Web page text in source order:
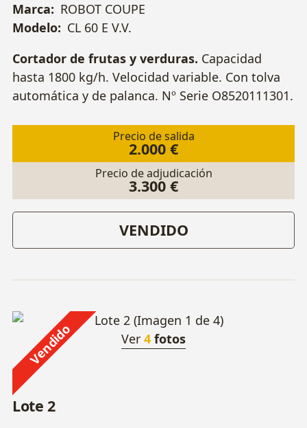
Marca: ROBOT COUPE
Modelo: CL 60 E V.V.
Cortador de frutas y verduras. Capacidad
hasta 1800 kg/h. Velocidad variable. Con tolva
automática y de palanca. Nº Serie O8520111301.
Precio de salida
2.000 €
Precio de adjudicación
3.300 €
VENDIDO
Vendido Ver 4 fotos
Lote 2